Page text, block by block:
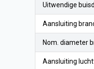
Uitwendige
Aansluiting
Nom. diameter
Aansluiting